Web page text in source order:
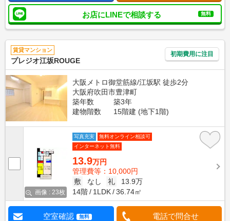
お店にLINEで相談する 無料
賃貸マンション
プレジオ江坂ROUGE
初期費用に注目
大阪メトロ御堂筋線/江坂駅 徒歩2分
大阪府吹田市豊津町
築年数
築3年
建物階数
15階建 (地下1階)
画像 : 23枚
写真充実
無料オンライン相談可
インターネット無料
13.9万円
管理費等：10,000円
敷
なし 礼
13.9万
14階
1LDK 36.74㎡
空室確認 無料 電話で問合せ